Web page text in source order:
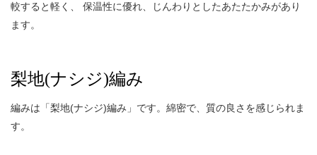
較すると軽く、 保温性に優れ、じんわりとしたあたたかみがあり
ます。
梨地(ナシジ)編み
編みは「梨地(ナシジ)編み」です。綿密で、質の良さを感じられま
す。